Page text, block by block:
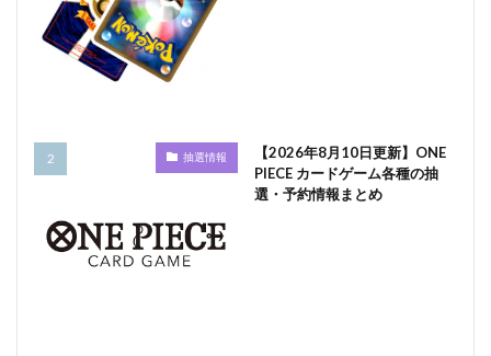
抽選情報
【2026年8月10日更新】ONE
PIECE カードゲーム各種の抽
選・予約情報まとめ